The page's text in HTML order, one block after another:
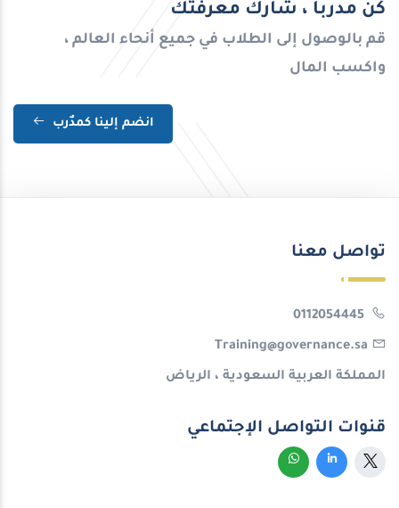
كن مدرباً ، شارك معرفتك
قم بالوصول إلى الطلاب في جميع أنحاء العالم ،
واكسب المال
انضم إلينا كمدٌرب
تواصل معنا
Training@governance.sa
المملكة العربية السعودية ، الرياض
قنوات التواصل الإجتماعي